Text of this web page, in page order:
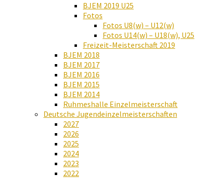
BJEM 2019 U25
Fotos
Fotos U8(w) – U12(w)
Fotos U14(w) – U18(w), U25
Freizeit-Meisterschaft 2019
BJEM 2018
BJEM 2017
BJEM 2016
BJEM 2015
BJEM 2014
Ruhmeshalle Einzelmeisterschaft
Deutsche Jugendeinzelmeisterschaften
2027
2026
2025
2024
2023
2022